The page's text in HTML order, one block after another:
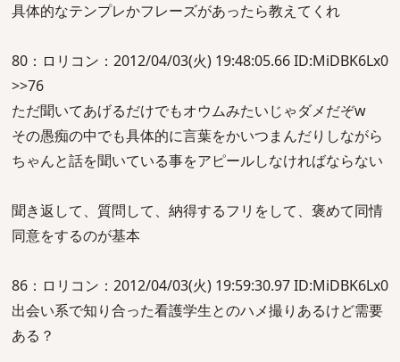
具体的なテンプレかフレーズがあったら教えてくれ
80：ロリコン：2012/04/03(火) 19:48:05.66 ID:MiDBK6Lx0
>>76
ただ聞いてあげるだけでもオウムみたいじゃダメだぞw
その愚痴の中でも具体的に言葉をかいつまんだりしながら
ちゃんと話を聞いている事をアピールしなければならない
聞き返して、質問して、納得するフリをして、褒めて同情
同意をするのが基本
86：ロリコン：2012/04/03(火) 19:59:30.97 ID:MiDBK6Lx0
出会い系で知り合った看護学生とのハメ撮りあるけど需要
ある？